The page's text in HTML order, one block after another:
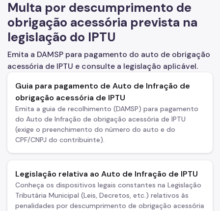
DES-IF (Instituições Financeiras)
Dipam (Declaração para o IPM)
Dívida Ativa
DOC/DIMP (Meios de Pagamento)
DUC (Demonstrativo Unificado)
Imunidades e Isenções
Incentivos Fiscais Zona Leste
ISS (Imposto sobre Serviços)
ISS (Construção Civil)
Multa por descumprimento de
obrigação acessória prevista na
legislação do IPTU
Emita a DAMSP para pagamento do auto de obrigação
acessória de IPTU e consulte a legislação aplicável.
Guia para pagamento de Auto de Infração de
obrigação acessória de IPTU
Emita a guia de recolhimento (DAMSP) para pagamento
do Auto de Infração de obrigação acessória de IPTU
(exige o preenchimento do número do auto e do
CPF/CNPJ do contribuinte).
Legislação relativa ao Auto de Infração de IPTU
Conheça os dispositivos legais constantes na Legislação
Tributária Municipal (Leis, Decretos, etc.) relativos às
penalidades por descumprimento de obrigação acessória